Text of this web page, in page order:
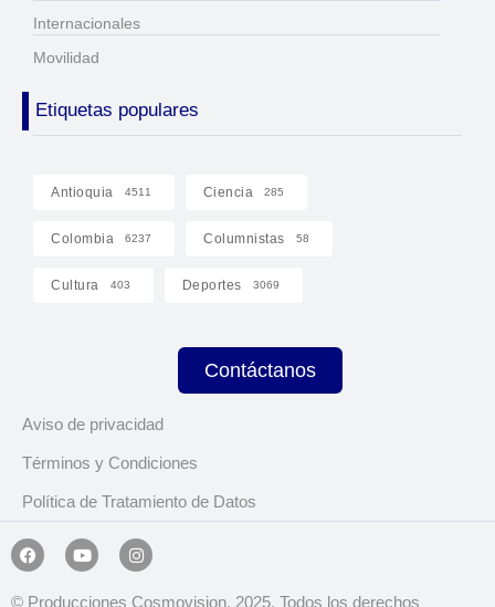
Internacionales
Movilidad
Etiquetas populares
Antioquia 4511 Ciencia 285
Colombia 6237 Columnistas 58
Cultura 403 Deportes 3069
Contáctanos
Aviso de privacidad
Términos y Condiciones
Política de Tratamiento de Datos
© Producciones Cosmovision, 2025. Todos los derechos